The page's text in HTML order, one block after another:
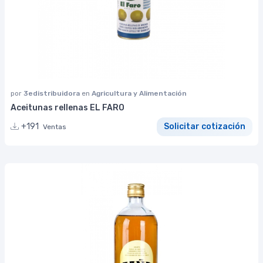
por 3edistribuidora en Agricultura y Alimentación
Aceitunas rellenas EL FARO
+191 Ventas Solicitar cotización